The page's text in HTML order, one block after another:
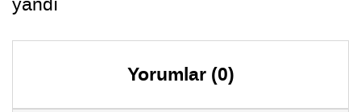
Yorumlar (0)